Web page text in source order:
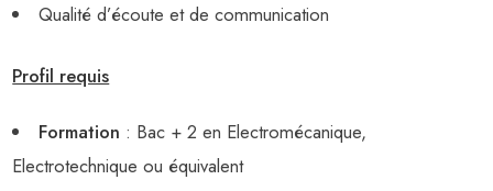
Qualité d’écoute et de communication
Profil requis
Formation : Bac + 2 en Electromécanique,
Electrotechnique ou équivalent